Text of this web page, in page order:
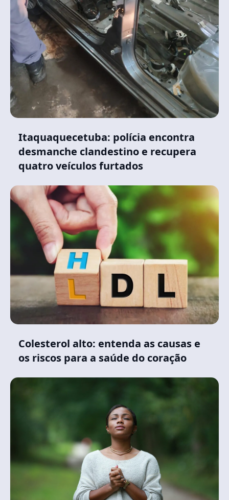
Itaquaquecetuba: polícia encontra
desmanche clandestino e recupera
quatro veículos furtados
Colesterol alto: entenda as causas e
os riscos para a saúde do coração